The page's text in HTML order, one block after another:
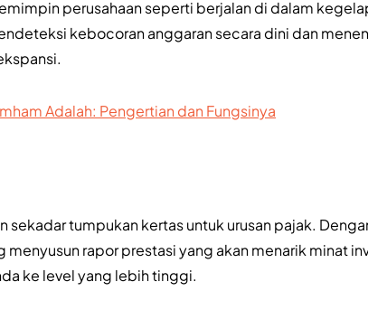
perusahaan seperti berjalan di dalam
kebocoran anggaran secara dini dan
Adalah: Pengertian dan Fungsinya
sekadar tumpukan kertas untuk urusan pajak.
menyusun rapor prestasi yang akan menarik minat
ke level yang lebih tinggi.